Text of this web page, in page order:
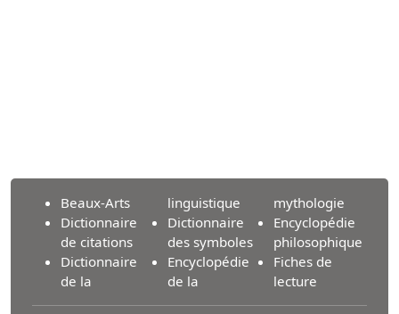
Beaux-Arts
Dictionnaire
de citations
Dictionnaire
de la
linguistique
Dictionnaire
des symboles
Encyclopédie
de la
mythologie
Encyclopédie
philosophique
Fiches de
lecture